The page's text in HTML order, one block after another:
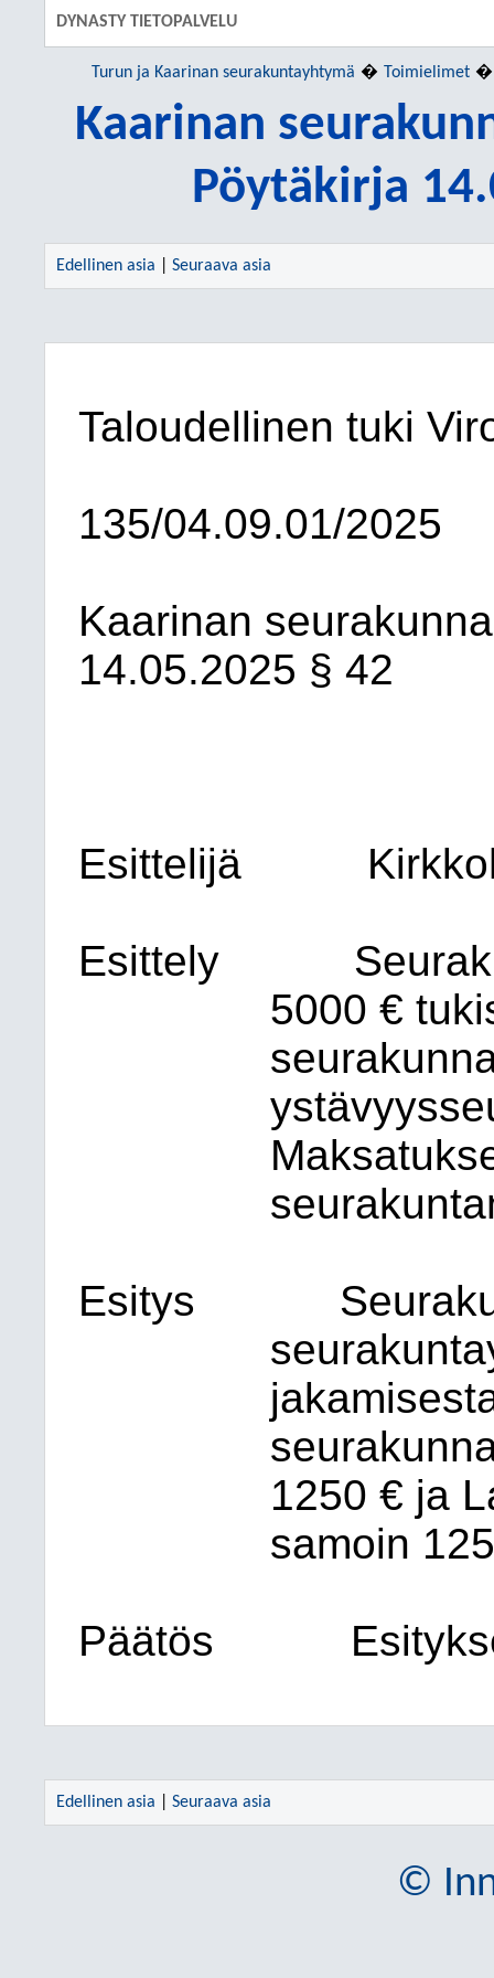
DYNASTY TIETOPALVELU
Turun ja Kaarinan seurakuntayhtymä Toimielimet
Kaarinan
Pöytäkirja
Edellinen asia Seuraava asia
Taloudellinen tuki
135/04.09.01/2025
Kaarinan
14.05.2025 § 42
Esittelijä
Esittely
5000 €
Esitys
1250 € ja
samoin
Päätös
Edellinen asia Seuraava asia
©